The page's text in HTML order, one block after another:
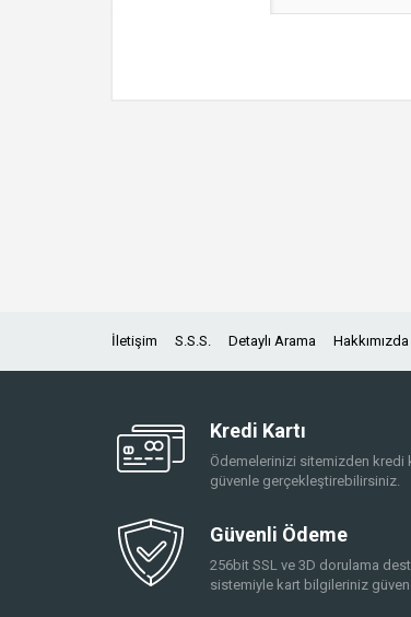
İletişim S.S.S. Detaylı Arama Hakkımızda
Kredi Kartı
Ödemelerinizi sitemizden kredi
güvenle gerçekleştirebilirsiniz.
Güvenli Ödeme
256bit SSL ve 3D dorulama
sistemiyle kart bilgileriniz